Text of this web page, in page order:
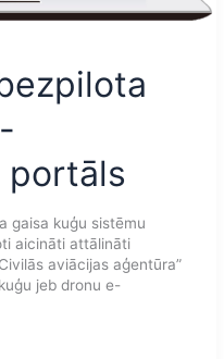
portāls
gaisa kuģu sistēmu
aicināti attālināti
aviācijas aģentūra”
jeb dronu e-